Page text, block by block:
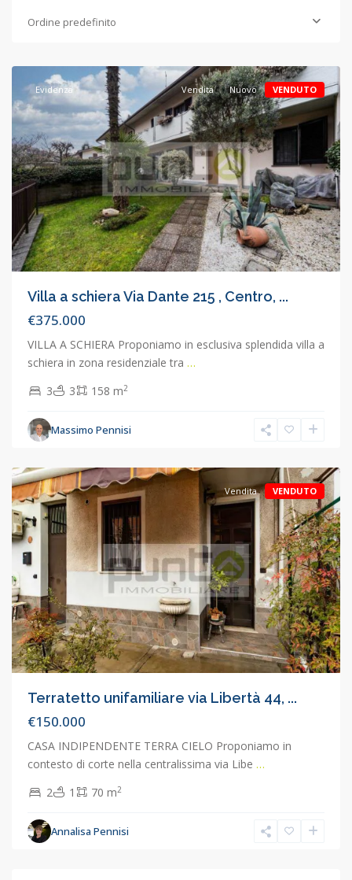
Ordine predefinito
Concorezzo
Evidenza Vendita Nuovo VENDUTO
Villa a schiera Via Dante 215 , Centro, ...
€375.000
VILLA A SCHIERA Proponiamo in esclusiva splendida villa a
schiera in zona residenziale tra …
3
3 158 m2
Massimo Pennisi
Concorezzo,
Vendita VENDUTO
Terratetto unifamiliare via Libertà 44, ...
€150.000
CASA INDIPENDENTE TERRA CIELO Proponiamo in
contesto di corte nella centralissima via Libe …
2
1 70 m2
Annalisa Pennisi